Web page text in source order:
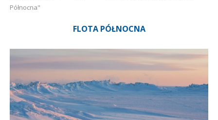
Północna"
FLOTA PÓŁNOCNA